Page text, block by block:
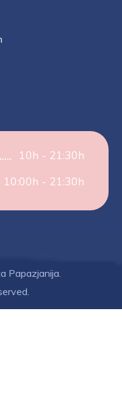
10h - 21:30h
10:00h - 21:30h
Papazjanija.